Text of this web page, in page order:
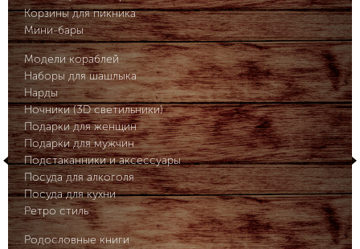
Корзины для пикника
Мини-бары
Модели кораблей
Наборы для шашлыка
Нарды
Ночники (3D светильники)
Подарки для женщин
Подарки для мужчин
Подстаканники и аксессуары
Посуда для алкоголя
Посуда для кухни
Ретро стиль
Родословные книги